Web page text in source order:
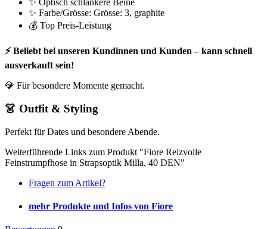
✨ Optisch schlankere Beine
✨ Farbe/Grösse: Grösse: 3, graphite
💰 Top Preis-Leistung
⚡ Beliebt bei unseren Kundinnen und Kunden – kann schnell
ausverkauft sein!
💎 Für besondere Momente gemacht.
👗 Outfit & Styling
Perfekt für Dates und besondere Abende.
Weiterführende Links zum Produkt "Fiore Reizvolle
Feinstrumpfhose in Strapsoptik Milla, 40 DEN"
Fragen zum Artikel?
mehr Produkte und Infos von Fiore